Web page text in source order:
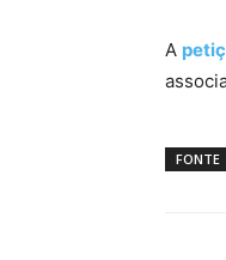
A
FONTE